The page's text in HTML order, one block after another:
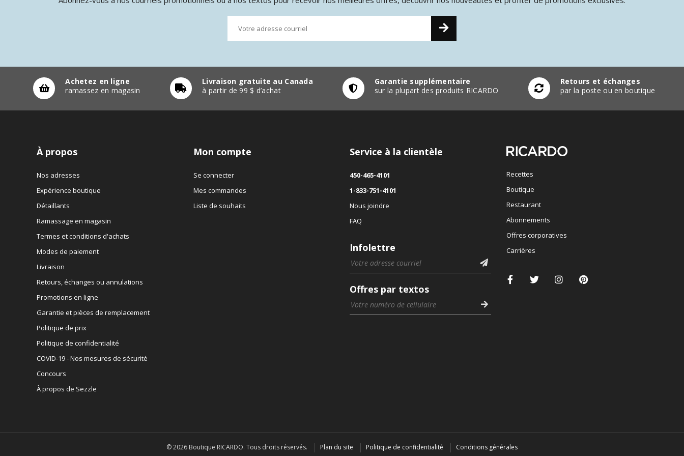
Achetez en ligne
ramassez en magasin
Livraison gratuite au Canada
à partir de 99 $ d’achat
Garantie supplémentaire
sur la plupart des produits RICARDO
Retours et échanges
par la poste ou en boutique
À propos
Nos adresses
Expérience boutique
Détaillants
Ramassage en magasin
Termes et conditions d'achats
Modes de paiement
Livraison
Retours, échanges ou annulations
Promotions en ligne
Garantie et pièces de remplacement
Politique de prix
Politique de confidentialité
COVID-19 - Nos mesures de sécurité
Concours
À propos de Sezzle
Mon compte
Se connecter
Mes commandes
Liste de souhaits
Service à la clientèle
450-465-4101
1-833-751-4101
Nous joindre
FAQ
Infolettre
Offres par textos
Recettes
Boutique
Restaurant
Abonnements
Offres corporatives
Carrières
© 2026 Boutique RICARDO. Tous droits réservés. Plan du site Politique de confidentialité Conditions générales